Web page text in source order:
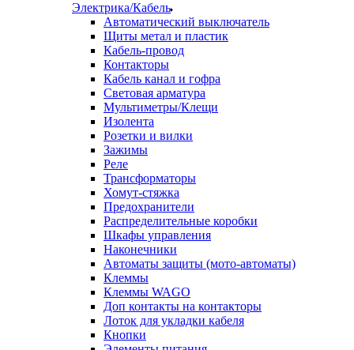
Электрика/Кабель
Автоматический выключатель
Щиты метал и пластик
Кабель-провод
Контакторы
Кабель канал и гофра
Световая арматура
Мультиметры/Клещи
Изолента
Розетки и вилки
Зажимы
Реле
Трансформаторы
Хомут-стяжка
Предохранители
Распределительные коробки
Шкафы управления
Наконечники
Автоматы защиты (мото-автоматы)
Клеммы
Клеммы WAGO
Доп контакты на контакторы
Лоток для укладки кабеля
Кнопки